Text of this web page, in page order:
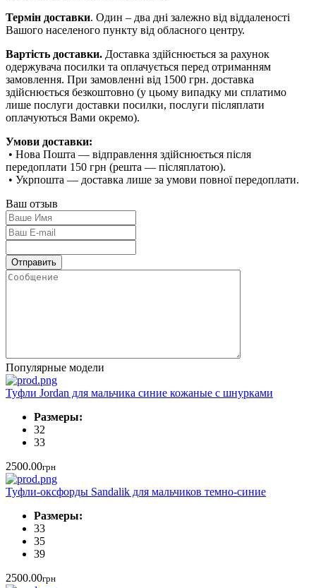
Термін доставки. Один – два дні залежно від віддаленості
Вашого населеного пункту від обласного центру.
Вартість доставки. Доставка здійснюється за рахунок
одержувача посилки та оплачується перед отриманням
замовлення. При замовленні від 1500 грн. доставка
здійснюється безкоштовно (у цьому випадку ми сплатимо
лише послуги доставки посилки, послуги післяплати
оплачуються Вами окремо).
Умови доставки:
• Нова Пошта — відправлення здійснюється після
передоплати 150 грн (решта — післяплатою).
• Укрпошта — доставка лише за умови повної передоплати.
Ваш отзыв
Популярные модели
Туфли Jordan для мальчика синие кожаные с шнурками
Размеры:
32
33
2500.00грн
Туфли-оксфорды Sandalik для мальчиков темно-синие
Размеры:
33
35
39
2500.00грн